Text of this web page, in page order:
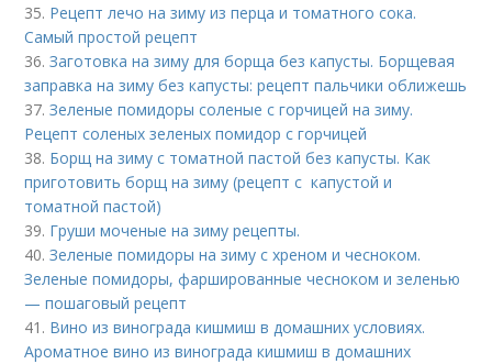
35. Рецепт лечо на зиму из перца и томатного сока.
Самый простой рецепт
36.Заготовка на зиму для борща без капусты. Борщевая
заправка на зиму без капусты: рецепт пальчики оближешь
37.Зеленые помидоры соленые с горчицей на зиму.
Рецепт соленых зеленых помидор с горчицей
38. Борщ на зиму с томатной пастой без капусты. Как
приготовить борщ на зиму (рецепт с капустой и
томатной пастой)
39. Груши моченые на зиму рецепты.
40.Зеленые помидоры на зиму с хреном и чесноком.
Зеленые помидоры, фаршированные чесноком и зеленью
— пошаговый рецепт
41. Вино из винограда кишмиш в домашних условиях.
Ароматное вино из винограда кишмиш в домашних